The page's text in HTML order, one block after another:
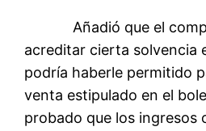
Añadió que el
acreditar cierta solvencia
podría haberle permitido
venta estipulado en el
probado que los ingresos